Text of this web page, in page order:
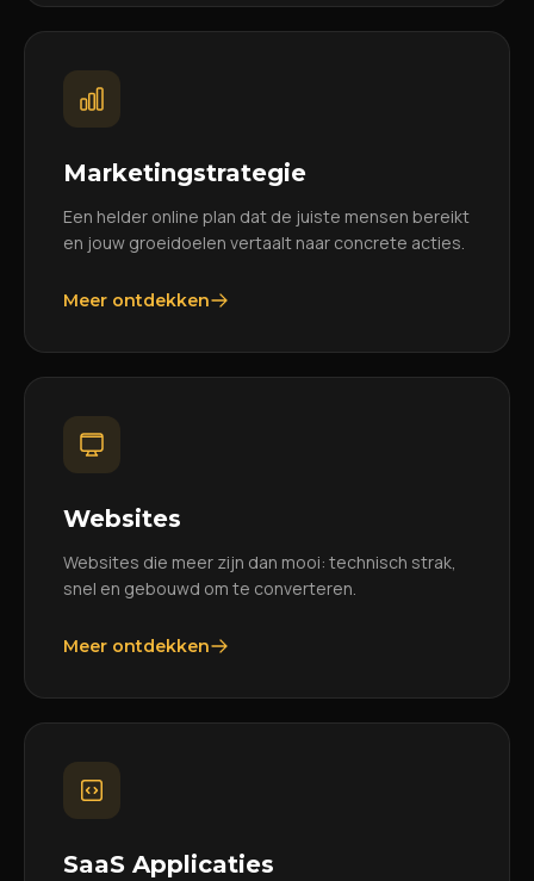
Marketingstrategie
Een helder online plan dat de juiste mensen bereikt
en jouw groeidoelen vertaalt naar concrete acties.
Meer ontdekken
Websites
Websites die meer zijn dan mooi: technisch strak,
snel en gebouwd om te converteren.
Meer ontdekken
SaaS Applicaties